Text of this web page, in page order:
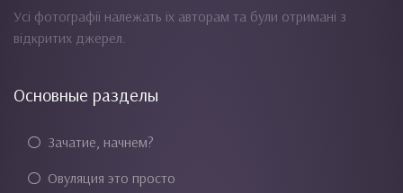
Усі фотографії належать їх авторам та були отримані з
відкритих джерел.
Основные разделы
Зачатие, начнем?
Овуляция это просто